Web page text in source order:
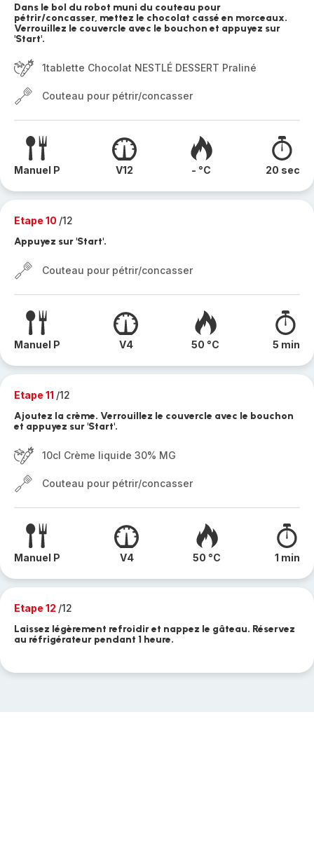
Dans le bol du robot muni du couteau pour
pétrir/concasser, mettez le chocolat cassé en morceaux.
Verrouillez le couvercle avec le bouchon et appuyez sur
'Start'.
1tablette Chocolat NESTLÉ DESSERT Praliné
Couteau pour pétrir/concasser
Manuel P V12 - °C 20 sec
Etape 10 /12
Appuyez sur 'Start'.
Couteau pour pétrir/concasser
Manuel P V4 50 °C 5 min
Etape 11 /12
Ajoutez la crème. Verrouillez le couvercle avec le bouchon
et appuyez sur 'Start'.
10cl Crème liquide 30% MG
Couteau pour pétrir/concasser
Manuel P V4 50 °C 1 min
Etape 12 /12
Laissez légèrement refroidir et nappez le gâteau. Réservez
au réfrigérateur pendant 1 heure.